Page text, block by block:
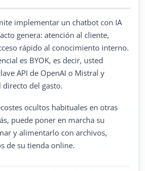
implementar un chatbot con IA
genera: atención al cliente,
rápido al conocimiento interno.
es BYOK, es decir, usted
API de OpenAI o Mistral y
del gasto.
ocultos habituales en otras
puede poner en marcha su
y alimentarlo con archivos,
de su tienda online.